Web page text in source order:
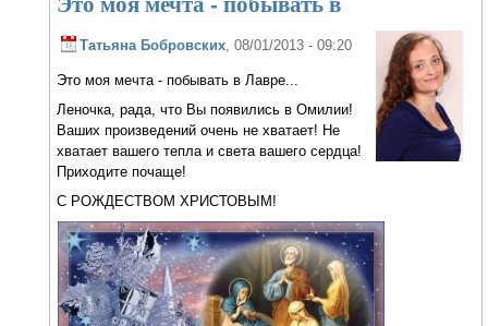
Татьяна Бобровских , 08/01/2013 - 09:20
Это моя мечта - побывать в Лавре...
Леночка, рада, что Вы появились в Омилии!
Ваших произведений очень не хватает! Не
хватает вашего тепла и света вашего сердца!
Приходите почаще!
С РОЖДЕСТВОМ ХРИСТОВЫМ!